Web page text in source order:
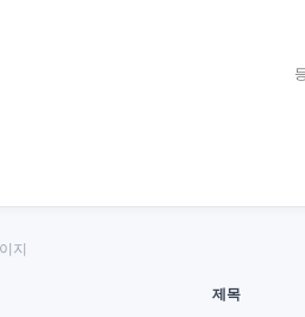
지
제목